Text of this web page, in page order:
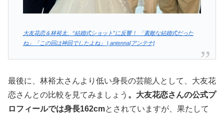
大友花恋＆林裕太、“結婚式ショット”に反響！ 「素敵な結婚式だった
ね」「この回は神回でしたよね」 | antenna[アンテナ]
最後に、林裕太さんより低い身長の芸能人として、大友花
恋さんとの比較を見てみましょう 。大友花恋さんの公式プ
ロフィールでは身長162cmとされていますが、果たして